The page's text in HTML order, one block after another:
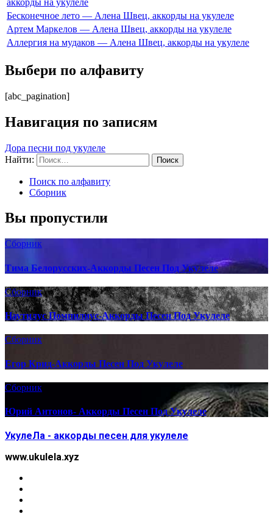
Бесконечное лето — Алена Швец, аккорды на укулеле
Артем Маркелов — Алена Швец, аккорды на укулеле
Аллергия на мудаков — Алена Швец, аккорды на укулеле
Выбери по алфавиту
[abc_pagination]
Навигация по записям
Дора песни под укулеле
Найти:
Поиск по алфавиту
Сборник
Вы пропустили
Сборник
Тима Белорусских-Аккорды Песен Под Укулеле
Сборник
Наутилус Помпилиус-Аккорды Песен Под Укулеле
Сборник
Егор Крид-Аккорды Песен Под Укулеле
Сборник
Юрий Антонов- Аккорды Песен Под Укулеле
УкулеЛа - аккорды песен для укулеле
www.ukulela.xyz